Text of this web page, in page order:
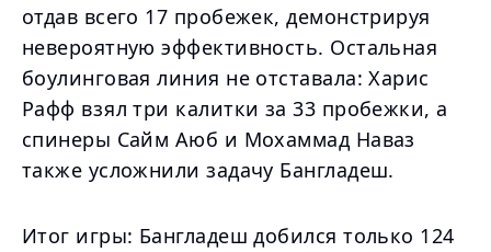
отдав всего 17 пробежек, демонстрируя
невероятную эффективность. Остальная
боулинговая линия не отставала: Харис
Рафф взял три калитки за 33 пробежки, а
спинеры Сайм Аюб и Мохаммад Наваз
также усложнили задачу Бангладеш.
Итог игры: Бангладеш добился только 124